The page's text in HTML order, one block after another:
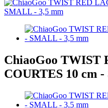
ChiaoGoo TWIST
COURTES 10 cm